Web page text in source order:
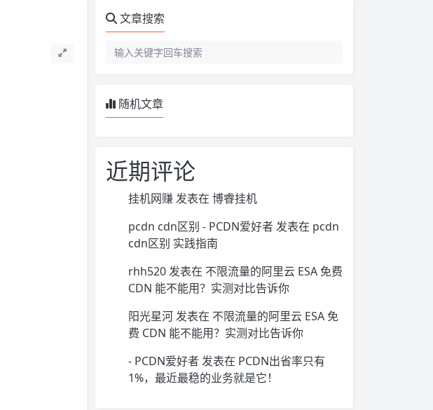
文章搜索
随机文章
近期评论
挂机网赚发表在 博睿挂机
pcdn cdn区别 - PCDN爱好者发表在 pcdn
cdn区别 实践指南
rhh520发表在 不限流量的阿里云 ESA 免费
CDN 能不能用？实测对比告诉你
阳光星河发表在 不限流量的阿里云 ESA 免
费 CDN 能不能用？实测对比告诉你
- PCDN爱好者发表在 PCDN出省率只有
1%，最近最稳的业务就是它！